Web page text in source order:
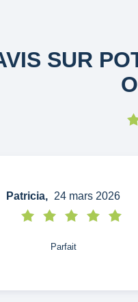
SUR
Patricia, 24 mars 2026
Parfait